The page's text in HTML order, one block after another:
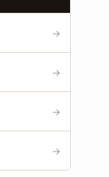
→
→
→
→